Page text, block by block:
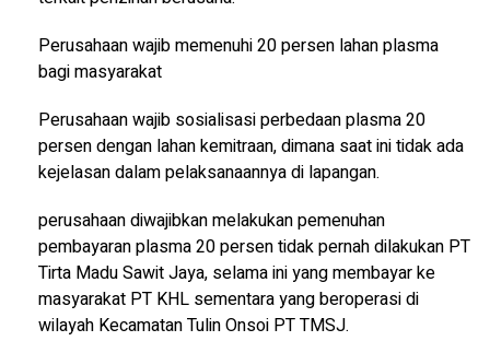
Perusahaan wajib memenuhi 20 persen lahan plasma
bagi masyarakat
Perusahaan wajib sosialisasi perbedaan plasma 20
persen dengan lahan kemitraan, dimana saat ini tidak ada
kejelasan dalam pelaksanaannya di lapangan.
perusahaan diwajibkan melakukan pemenuhan
pembayaran plasma 20 persen tidak pernah dilakukan PT
Tirta Madu Sawit Jaya, selama ini yang membayar ke
masyarakat PT KHL sementara yang beroperasi di
wilayah Kecamatan Tulin Onsoi PT TMSJ.